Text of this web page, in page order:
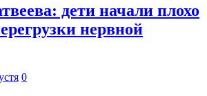
дети начали плохо
нервной
0